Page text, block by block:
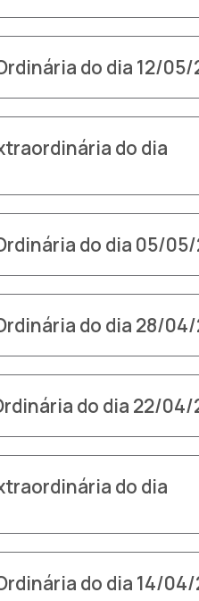
do dia 12/
do dia
do dia 05/
do dia 28/
do dia 22/
do dia
do dia 14/